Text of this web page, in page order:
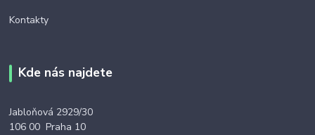
Kontakty
Kde nás najdete
Jabloňová 2929/30
106 00 Praha 10